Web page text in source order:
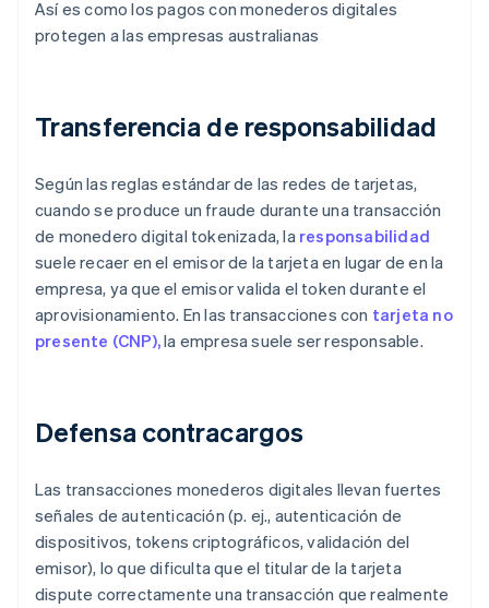
Así es como los pagos con monederos digitales
protegen a las empresas australianas
Transferencia de responsabilidad
Según las reglas estándar de las redes de tarjetas,
cuando se produce un fraude durante una transacción
de monedero digital tokenizada, la responsabilidad
suele recaer en el emisor de la tarjeta en lugar de en la
empresa, ya que el emisor valida el token durante el
aprovisionamiento. En las transacciones con tarjeta no
presente (CNP),la empresa suele ser responsable.
Defensa contracargos
Las transacciones monederos digitales llevan fuertes
señales de autenticación (p. ej., autenticación de
dispositivos, tokens criptográficos, validación del
emisor), lo que dificulta que el titular de la tarjeta
dispute correctamente una transacción que realmente